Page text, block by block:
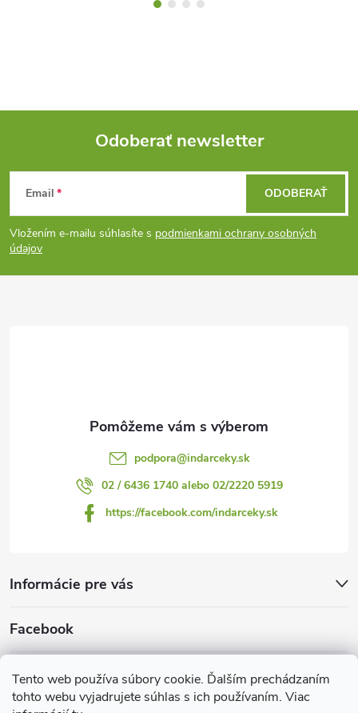
Tento web používa súbory cookie. Ďalším prechádzaním
tohto webu vyjadrujete súhlas s ich používaním. Viac
Z
á
p
Odoberať newsletter
Email
Vložením e-mailu súhlasíte s podmienkami ochrany osobných
údajov
ODOBERAŤ
podpora@indarceky.sk
02 / 6436 1740 alebo 02/2220 5919
https://facebook.com/indarceky.sk
Informácie pre vás
Facebook
Prijímame online platby